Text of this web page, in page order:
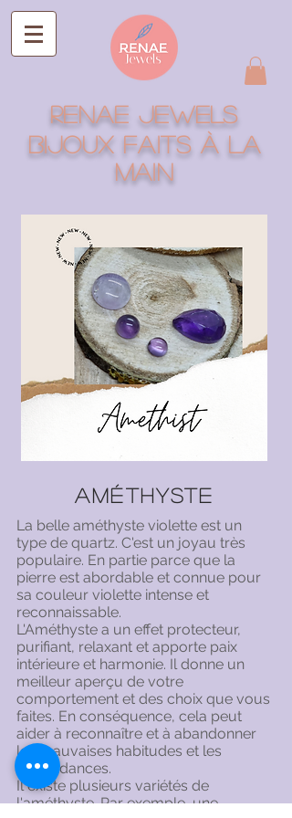
RENAE jEWELS
Bijoux faits à la
main
Améthyste
La belle améthyste violette est un
type de quartz. C'est un joyau très
populaire. En partie parce que la
pierre est abordable et connue pour
sa couleur violette intense et
reconnaissable.
L'Améthyste a un effet protecteur,
purifiant, relaxant et apporte paix
intérieure et harmonie. Il donne un
meilleur aperçu de votre
comportement et des choix que vous
faites. En conséquence, cela peut
aider à reconnaître et à abandonner
les mauvaises habitudes et les
dépendances.
Il existe plusieurs variétés de
l'améthyste. Par exemple, une